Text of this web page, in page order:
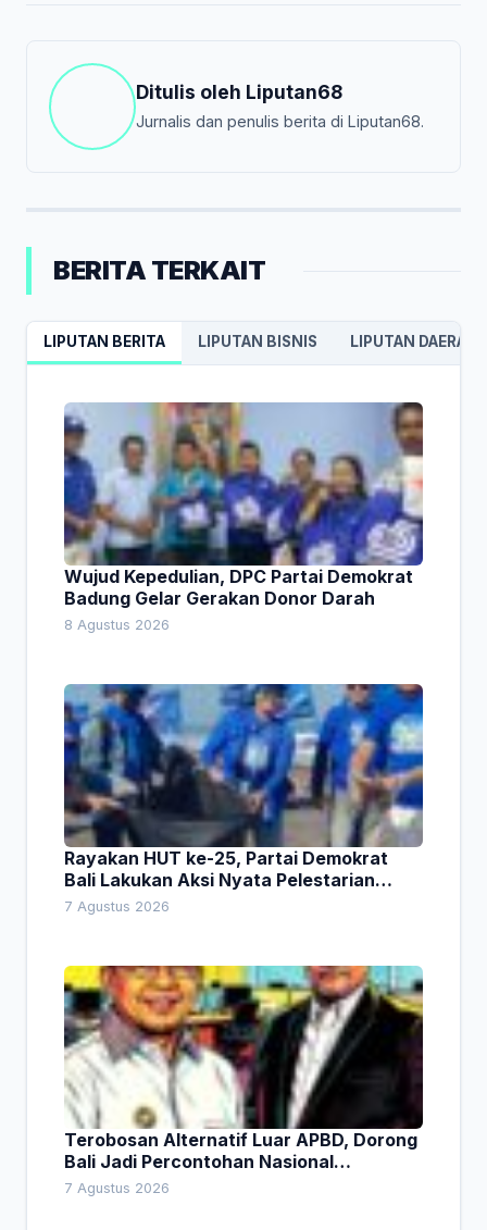
Ditulis oleh Liputan68
Jurnalis dan penulis berita di Liputan68.
BERITA TERKAIT
LIPUTAN BERITA LIPUTAN BISNIS LIPUTAN DAERAH
Wujud Kepedulian, DPC Partai Demokrat
Badung Gelar Gerakan Donor Darah
8 Agustus 2026
Rayakan HUT ke-25, Partai Demokrat
Bali Lakukan Aksi Nyata Pelestarian
Lingkungan
7 Agustus 2026
Terobosan Alternatif Luar APBD, Dorong
Bali Jadi Percontohan Nasional
Pembiayaan Daerah
7 Agustus 2026